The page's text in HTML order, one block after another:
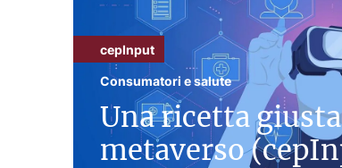
cepInput
Consumatori e salute
Una ricetta
metaverso